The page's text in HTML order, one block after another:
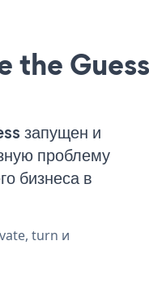
the
запущен и
проблему
бизнеса в
turn и